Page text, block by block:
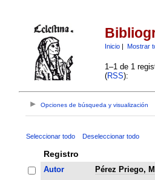
Inicio| Mostrar
1–1 de 1
(RSS):
Opciones de búsqueda y visualización
Seleccionar todo Deseleccionar todo
Registro
Autor
Pérez Priego,